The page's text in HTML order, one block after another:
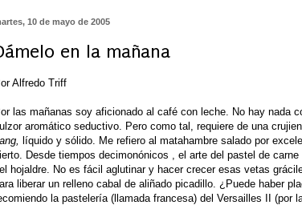
10 de mayo de 2005
en la mañana
Alfredo Triff
las mañanas soy aficionado al café con leche. No hay nada
aromático seductivo. Pero como tal, requiere de una
ang, líquido y sólido. Me refiero al matahambre salado por
Desde tiempos decimonónicos , el arte del pastel de
hojaldre. No es fácil aglutinar y hacer crecer esas vetas
liberar un relleno cabal de aliñado picadillo. ¿Puede haber
la pastelería (llamada francesa) del Versailles II (por